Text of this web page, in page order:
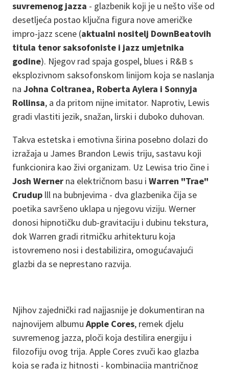
suvremenog jazza - glazbenik koji je u nešto više od
desetljeća postao ključna figura nove američke
impro-jazz scene (aktualni nositelj DownBeatovih
titula tenor saksofoniste i jazz umjetnika
godine). Njegov rad spaja gospel, blues i R&B s
eksplozivnom saksofonskom linijom koja se naslanja
na Johna Coltranea, Roberta Aylera i Sonnyja
Rollinsa, a da pritom nijne imitator. Naprotiv, Lewis
gradi vlastiti jezik, snažan, lirski i duboko duhovan.
Takva estetska i emotivna širina posebno dolazi do
izražaja u James Brandon Lewis triju, sastavu koji
funkcionira kao živi organizam. Uz Lewisa trio čine i
Josh Werner na električnom basu i Warren "Trae"
Crudup lll na bubnjevima - dva glazbenika čija se
poetika savršeno uklapa u njegovu viziju. Werner
donosi hipnotičku dub-gravitaciju i dubinu tekstura,
dok Warren gradi ritmičku arhitekturu koja
istovremeno nosi i destabilizira, omogućavajući
glazbi da se neprestano razvija.
Njihov zajednički rad najjasnije je dokumentiran na
najnovijem albumu Apple Cores, remek djelu
suvremenog jazza, ploči koja destilira energiju i
filozofiju ovog trija. Apple Cores zvuči kao glazba
koja se rađa iz hitnosti - kombinacija mantričnog